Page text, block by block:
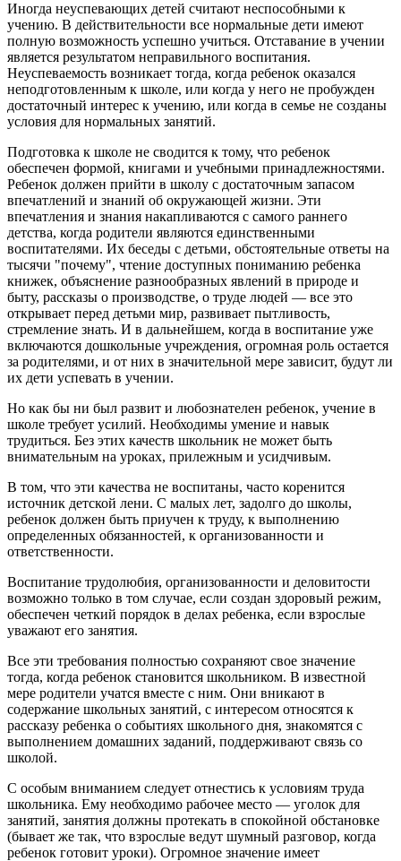
Иногда неуспевающих детей считают неспособными к
учению. В действительности все нормальные дети имеют
полную возможность успешно учиться. Отставание в учении
является результатом неправильного воспитания.
Неуспеваемость возникает тогда, когда ребенок оказался
неподготовленным к школе, или когда у него не пробужден
достаточный интерес к учению, или когда в семье не созданы
условия для нормальных занятий.
Подготовка к школе не сводится к тому, что ребенок
обеспечен формой, книгами и учебными принадлежностями.
Ребенок должен прийти в школу с достаточным запасом
впечатлений и знаний об окружающей жизни. Эти
впечатления и знания накапливаются с самого раннего
детства, когда родители являются единственными
воспитателями. Их беседы с детьми, обстоятельные ответы на
тысячи "почему", чтение доступных пониманию ребенка
книжек, объяснение разнообразных явлений в природе и
быту, рассказы о производстве, о труде людей — все это
открывает перед детьми мир, развивает пытливость,
стремление знать. И в дальнейшем, когда в воспитание уже
включаются дошкольные учреждения, огромная роль остается
за родителями, и от них в значительной мере зависит, будут ли
их дети успевать в учении.
Но как бы ни был развит и любознателен ребенок, учение в
школе требует усилий. Необходимы умение и навык
трудиться. Без этих качеств школьник не может быть
внимательным на уроках, прилежным и усидчивым.
В том, что эти качества не воспитаны, часто коренится
источник детской лени. С малых лет, задолго до школы,
ребенок должен быть приучен к труду, к выполнению
определенных обязанностей, к организованности и
ответственности.
Воспитание трудолюбия, организованности и деловитости
возможно только в том случае, если создан здоровый режим,
обеспечен четкий порядок в делах ребенка, если взрослые
уважают его занятия.
Все эти требования полностью сохраняют свое значение
тогда, когда ребенок становится школьником. В известной
мере родители учатся вместе с ним. Они вникают в
содержание школьных занятий, с интересом относятся к
рассказу ребенка о событиях школьного дня, знакомятся с
выполнением домашних заданий, поддерживают связь со
школой.
С особым вниманием следует отнестись к условиям труда
школьника. Ему необходимо рабочее место — уголок для
занятий, занятия должны протекать в спокойной обстановке
(бывает же так, что взрослые ведут шумный разговор, когда
ребенок готовит уроки). Огромное значение имеет